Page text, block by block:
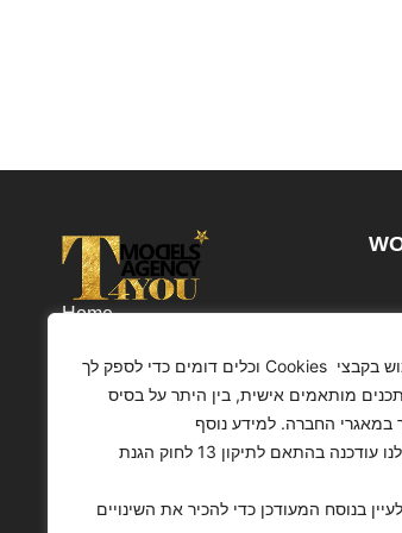
באתר זה נעשה שימוש בקבצי Cookies וכלים דומים כדי לספק לך
מותאמים אישית, בין היתר על בסיס
במאגרי החברה. למידע נוסף
מדיניות הפרטיות שלנו עודכנה בהתאם לתיקון 13 לחוק הגנת
בנוסח המעודכן כדי להכיר את השינויים
Home
Customers
Contact